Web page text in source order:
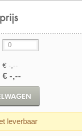
€ -,--
€ -,--
leverbaar